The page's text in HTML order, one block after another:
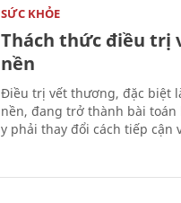
SỨC KHỎE
Thách thức điều trị
nền
Điều trị vết thương, đặc biệt
nền, đang trở thành bài
y phải thay đổi cách tiếp cận